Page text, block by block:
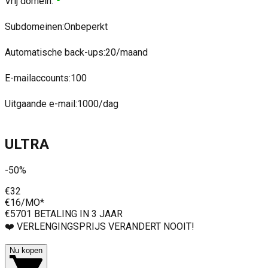
Subdomeinen:Onbeperkt
Automatische back-ups:20/maand
E-mailaccounts:100
Uitgaande e-mail :1000/dag
ULTRA
-50%
€32
€16/MO*
€5701 BETALING IN 3 JAAR
❤️ VERLENGINGSPRIJS VERANDERT NOOIT!
Nu kopen